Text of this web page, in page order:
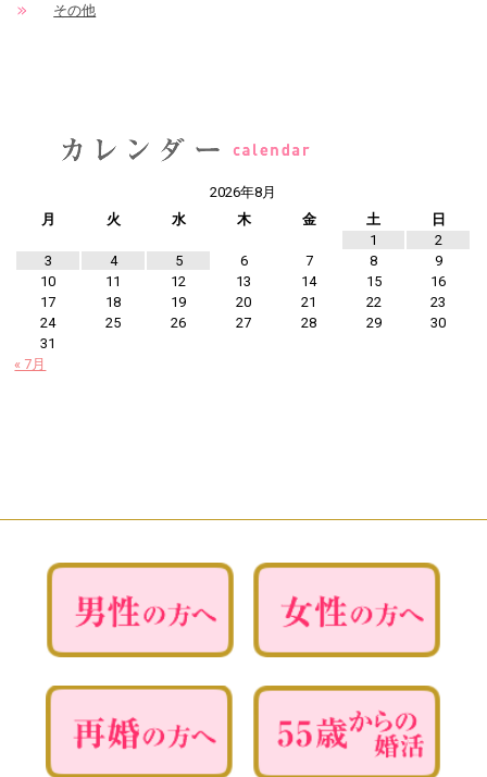
その他
2026年8月
月
火 水 木 金 土
日
1
2
3
4 5 6 7 8
9
10
11 12 13 14 15
16
17
18 19 20 21 22
23
24
25 26 27 28 29
30
31
« 7月